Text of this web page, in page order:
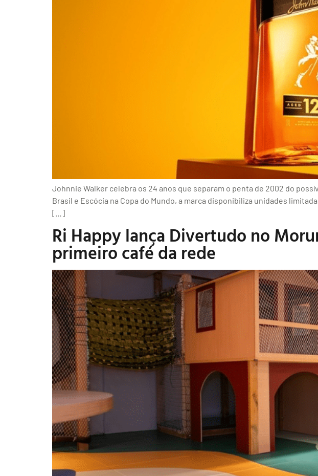
Johnnie Walker celebra os 24 anos que separam o penta de 2002 do
Brasil e Escócia na Copa do Mundo, a marca disponibiliza unidades
[…]
Ri Happy lança Divertudo no
primeiro café da rede